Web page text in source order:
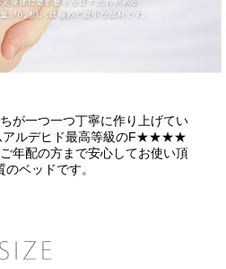
が一つ一つ丁寧に作り上げてい
アルデヒド最高等級のF★★★★
年配の方まで安心してお使い頂
のベッドです。